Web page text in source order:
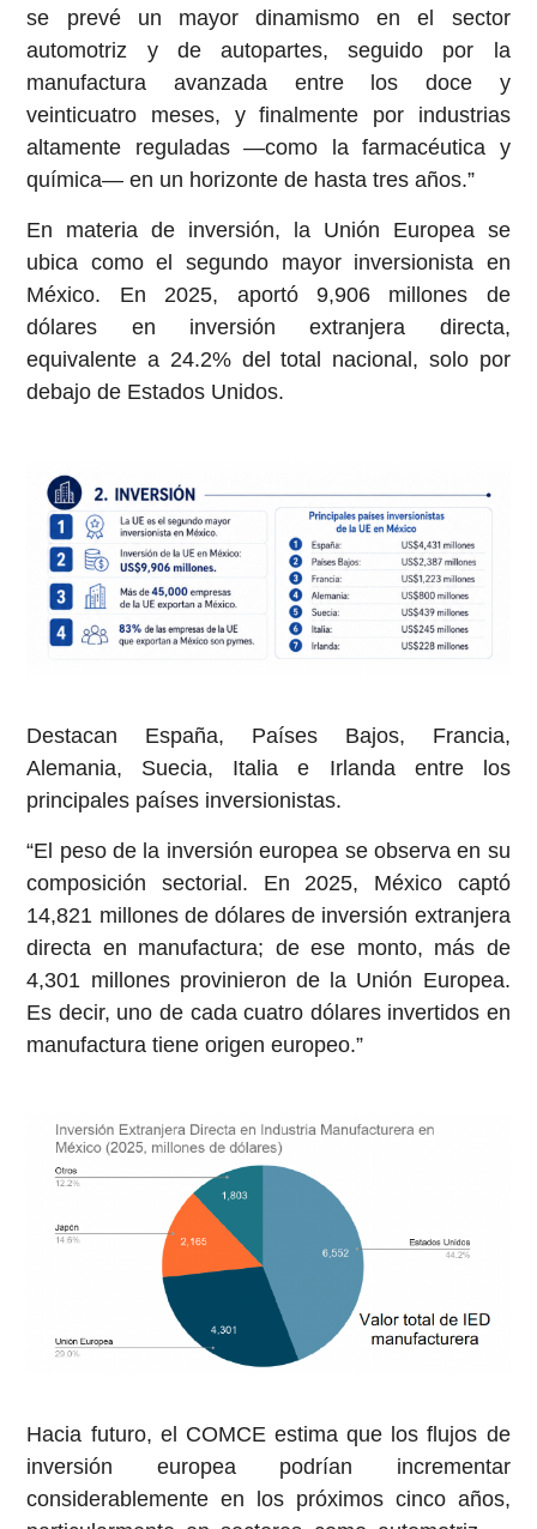
se prevé un mayor dinamismo en el sector
automotriz y de autopartes, seguido por la
manufactura avanzada entre los doce y
veinticuatro meses, y finalmente por industrias
altamente reguladas —como la farmacéutica y
química— en un horizonte de hasta tres años.”
En materia de inversión, la Unión Europea se
ubica como el segundo mayor inversionista en
México. En 2025, aportó 9,906 millones de
dólares en inversión extranjera directa,
equivalente a 24.2% del total nacional, solo por
debajo de Estados Unidos.
Destacan España, Países Bajos, Francia,
Alemania, Suecia, Italia e Irlanda entre los
principales países inversionistas.
“El peso de la inversión europea se observa en su
composición sectorial. En 2025, México captó
14,821 millones de dólares de inversión extranjera
directa en manufactura; de ese monto, más de
4,301 millones provinieron de la Unión Europea.
Es decir, uno de cada cuatro dólares invertidos en
manufactura tiene origen europeo.”
Hacia futuro, el COMCE estima que los flujos de
inversión europea podrían incrementar
considerablemente en los próximos cinco años,